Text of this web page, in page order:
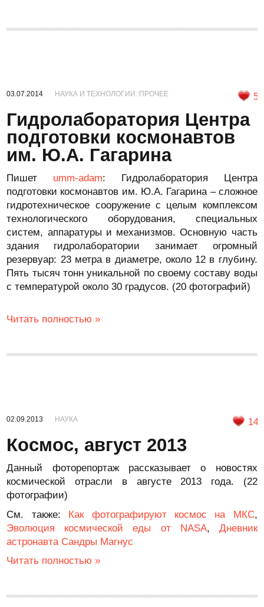
03.07.2014 НАУКА И ТЕХНОЛОГИИ::ПРОЧЕЕ 5
Гидролаборатория Центра
подготовки космонавтов
им. Ю.А. Гагарина
Пишет umm-adam: Гидролаборатория Центра
подготовки космонавтов им. Ю.А. Гагарина – сложное
гидротехническое сооружение с целым комплексом
технологического оборудования, специальных
систем, аппаратуры и механизмов. Основную часть
здания гидролаборатории занимает огромный
резервуар: 23 метра в диаметре, около 12 в глубину.
Пять тысяч тонн уникальной по своему составу воды
с температурой около 30 градусов. (20 фотографий)
Читать полностью »
02.09.2013 НАУКА 14
Космос, август 2013
Данный фоторепортаж рассказывает о новостях
космической отрасли в августе 2013 года. (22
фотографии)
См. также: Как фотографируют космос на МКС,
Эволюция космической еды от NASA, Дневник
астронавта Сандры Магнус
Читать полностью »